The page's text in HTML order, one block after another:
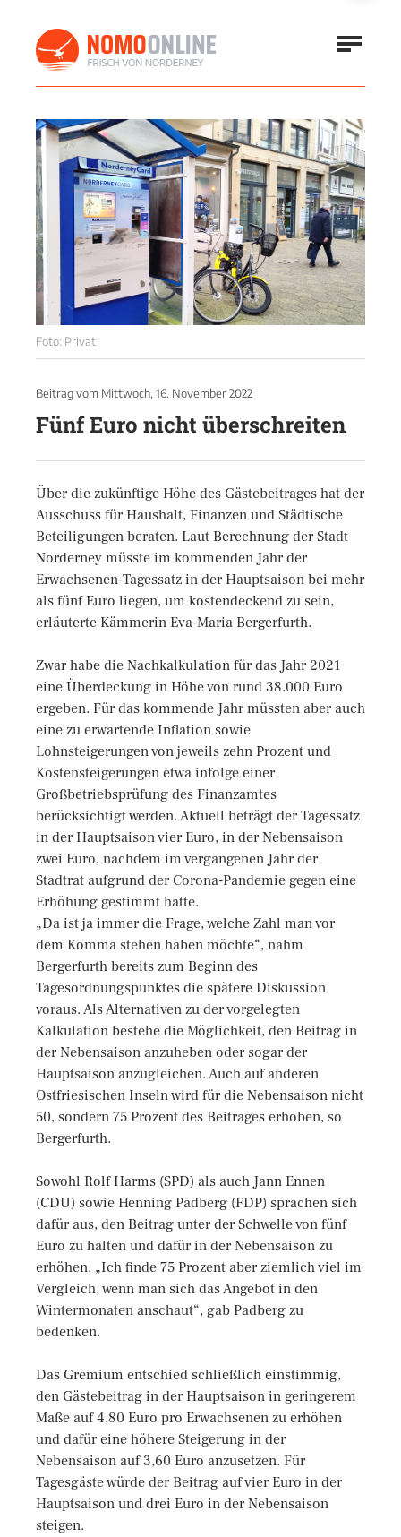
Foto: Privat
Beitrag vom Mittwoch, 16. November 2022
Fünf Euro nicht überschreiten
Über die zukünftige Höhe des Gästebeitrages hat der
Ausschuss für Haushalt, Finanzen und Städtische
Beteiligungen beraten. Laut Berechnung der Stadt
Norderney müsste im kommenden Jahr der
Erwachsenen-Tagessatz in der Hauptsaison bei mehr
als fünf Euro liegen, um kostendeckend zu sein,
erläuterte Kämmerin Eva-Maria Bergerfurth.
Zwar habe die Nachkalkulation für das Jahr 2021
eine Überdeckung in Höhe von rund 38.000 Euro
ergeben. Für das kommende Jahr müssten aber auch
eine zu erwartende Inflation sowie
Lohnsteigerungen von jeweils zehn Prozent und
Kostensteigerungen etwa infolge einer
Großbetriebsprüfung des Finanzamtes
berücksichtigt werden. Aktuell beträgt der Tagessatz
in der Hauptsaison vier Euro, in der Nebensaison
zwei Euro, nachdem im vergangenen Jahr der
Stadtrat aufgrund der Corona-Pandemie gegen eine
Erhöhung gestimmt hatte.
„Da ist ja immer die Frage, welche Zahl man vor
dem Komma stehen haben möchte“, nahm
Bergerfurth bereits zum Beginn des
Tagesordnungspunktes die spätere Diskussion
voraus. Als Alternativen zu der vorgelegten
Kalkulation bestehe die Möglichkeit, den Beitrag in
der Nebensaison anzuheben oder sogar der
Hauptsaison anzugleichen. Auch auf anderen
Ostfriesischen Inseln wird für die Nebensaison nicht
50, sondern 75 Prozent des Beitrages erhoben, so
Bergerfurth.
Sowohl Rolf Harms (SPD) als auch Jann Ennen
(CDU) sowie Henning Padberg (FDP) sprachen sich
dafür aus, den Beitrag unter der Schwelle von fünf
Euro zu halten und dafür in der Nebensaison zu
erhöhen. „Ich finde 75 Prozent aber ziemlich viel im
Vergleich, wenn man sich das Angebot in den
Wintermonaten anschaut“, gab Padberg zu
bedenken.
Das Gremium entschied schließlich einstimmig,
den Gästebeitrag in der Hauptsaison in geringerem
Maße auf 4,80 Euro pro Erwachsenen zu erhöhen
und dafür eine höhere Steigerung in der
Nebensaison auf 3,60 Euro anzusetzen. Für
Tagesgäste würde der Beitrag auf vier Euro in der
Hauptsaison und drei Euro in der Nebensaison
steigen.